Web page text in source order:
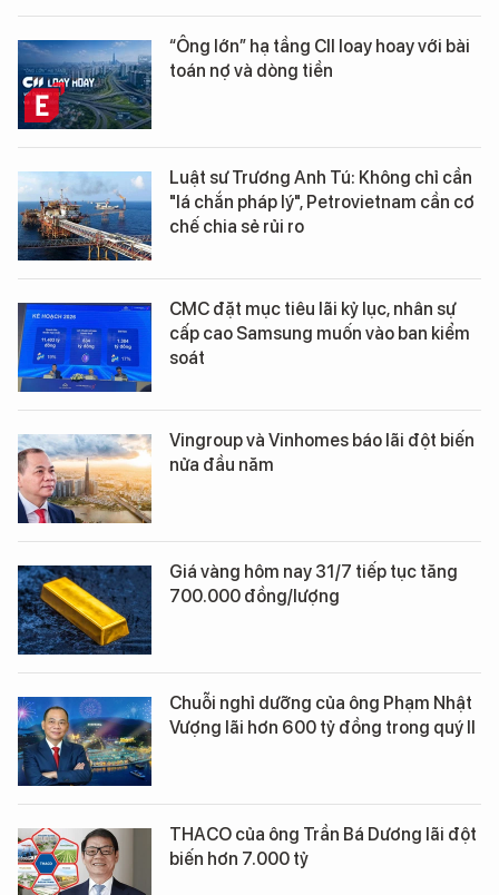
“Ông lớn” hạ tầng CII loay hoay với bài
toán nợ và dòng tiền
Luật sư Trương Anh Tú: Không chỉ cần
"lá chắn pháp lý", Petrovietnam cần cơ
chế chia sẻ rủi ro
CMC đặt mục tiêu lãi kỷ lục, nhân sự
cấp cao Samsung muốn vào ban kiểm
soát
Vingroup và Vinhomes báo lãi đột biến
nửa đầu năm
Giá vàng hôm nay 31/7 tiếp tục tăng
700.000 đồng/lượng
Chuỗi nghỉ dưỡng của ông Phạm Nhật
Vượng lãi hơn 600 tỷ đồng trong quý II
THACO của ông Trần Bá Dương lãi đột
biến hơn 7.000 tỷ